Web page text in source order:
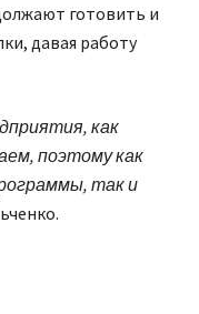
готовить и
давая работу
как
поэтому как
так и